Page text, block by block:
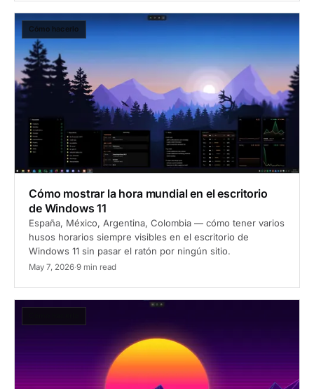
Cómo hacerlo
Cómo mostrar la hora mundial en el escritorio
de Windows 11
España, México, Argentina, Colombia — cómo tener varios
husos horarios siempre visibles en el escritorio de
Windows 11 sin pasar el ratón por ningún sitio.
May 7, 2026·9 min read